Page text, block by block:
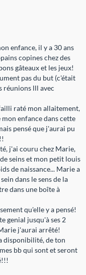
enfance, il y a 30 ans
copines chez des
gâteaux et les jeux!
pas du but (c'était
réunions lll avec
raté mon allaitement,
enfance dans cette
pensé que j'aurai pu
j'ai couru chez Marie,
seins et mon petit louis
de naissance... Marie a
dans le sens de la
dans une boîte à
qu'elle y a pensé!
genial jusqu'à ses 2
j'aurai arrêté!
disponibilité, de ton
bb qui sont et seront